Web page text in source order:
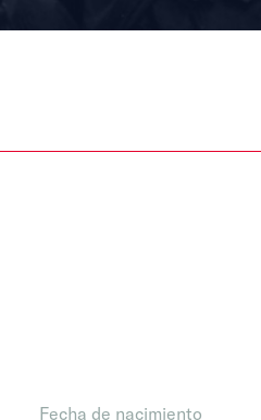
Fecha de nacimiento